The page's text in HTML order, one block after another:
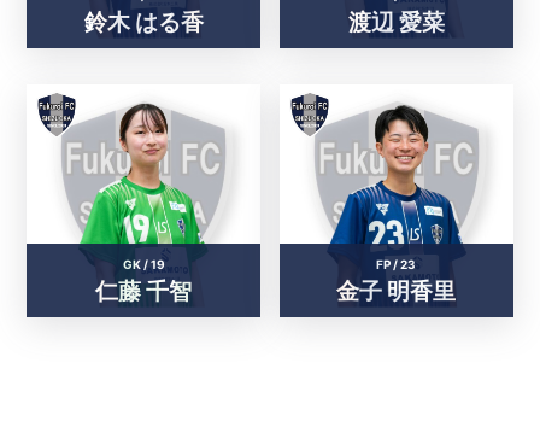
鈴木 はる香 渡辺 愛菜
GK /19
仁藤 千智
FP /23
金子 明香里